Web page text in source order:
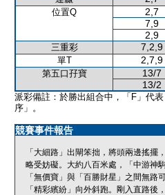
位置Q 2,7
7,9
2,9
三重彩 7,2,9
單T 2,7,9
第五口孖寶 13/7
13/2
派彩備註：於勝出組合中，「F」代
序」。
競賽事件報告
「大細路」出閘笨拙，將頭兩邊搖
略受妨礙。大約八百米處，「中游神
「無價寶」與「百勝財星」之間無
「精彩繽紛」向外斜跑。剛入直路